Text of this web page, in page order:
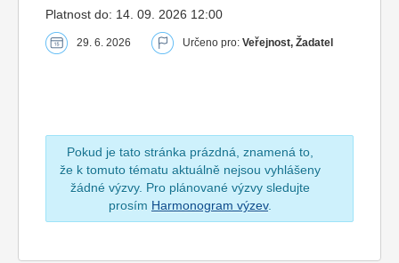
Platnost do: 14. 09. 2026 12:00
29. 6. 2026 Určeno pro: Veřejnost, Žadatel
Pokud je tato stránka prázdná, znamená to,
že k tomuto tématu aktuálně nejsou vyhlášeny
žádné výzvy. Pro plánované výzvy sledujte
prosím Harmonogram výzev.